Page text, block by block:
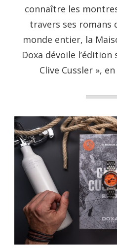
connaître les
travers ses romans
monde entier, la
Doxa dévoile l’édition
Clive Cussler »,